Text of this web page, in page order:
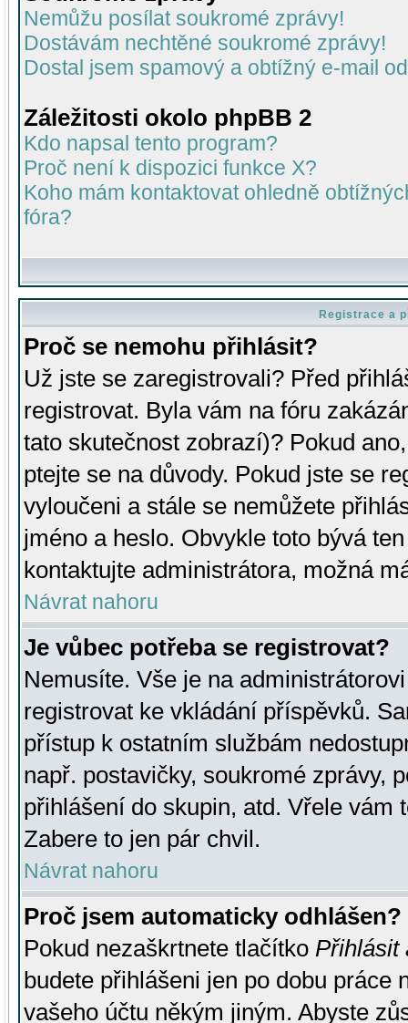
Nemůžu posílat soukromé zprávy!
Dostávám nechtěné soukromé zprávy!
Dostal jsem spamový a obtížný e-mail
Záležitosti okolo phpBB 2
Kdo napsal tento program?
Proč není k dispozici funkce X?
Koho mám kontaktovat ohledně
fóra?
Registrace a
Proč se nemohu přihlásit?
Už jste se zaregistrovali? Před
registrovat. Byla vám na fóru
tato skutečnost zobrazí)? Pokud
ptejte se na důvody. Pokud jste se
vyloučeni a stále se nemůžete
jméno a heslo. Obvykle toto bývá
kontaktujte administrátora, možná
Návrat nahoru
Je vůbec potřeba se registrovat?
Nemusíte. Vše je na
registrovat ke vkládání příspěvků.
přístup k ostatním službám
např. postavičky, soukromé zprávy,
přihlášení do skupin, atd. Vřele vám
Zabere to jen pár chvil.
Návrat nahoru
Proč jsem automaticky odhlášen?
Pokud nezaškrtnete tlačítko Přihlásit
budete přihlášeni jen po dobu práce
vašeho účtu někým jiným. Abyste